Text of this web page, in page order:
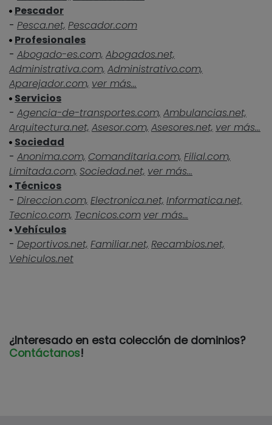
Pescador
- Pesca.net, Pescador.com
Profesionales
- Abogado-es.com, Abogados.net,
Administrativa.com, Administrativo.com,
Aparejador.com, ver más...
Servicios
- Agencia-de-transportes.com, Ambulancias.net,
Arquitectura.net, Asesor.com, Asesores.net, ver más...
Sociedad
- Anonima.com, Comanditaria.com, Filial.com,
Limitada.com, Sociedad.net, ver más...
Técnicos
- Direccion.com, Electronica.net, Informatica.net,
Tecnico.com, Tecnicos.com ver más...
Vehículos
- Deportivos.net, Familiar.net, Recambios.net,
Vehiculos.net
¿Interesado en esta colección de dominios?
Contáctanos!